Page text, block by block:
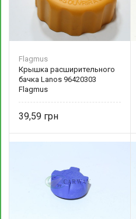
Flagmus
Крышка расширительного
бачка Lanos 96420303
Flagmus
39,59